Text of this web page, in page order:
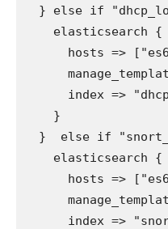
} else if
    elasticsearch {
hosts =>
index =>
    }
}  else if
    elasticsearch {
hosts =>
index =>